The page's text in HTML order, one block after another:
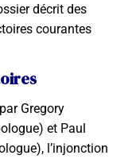
décrit des
courantes
Gregory
et Paul
l’injonction